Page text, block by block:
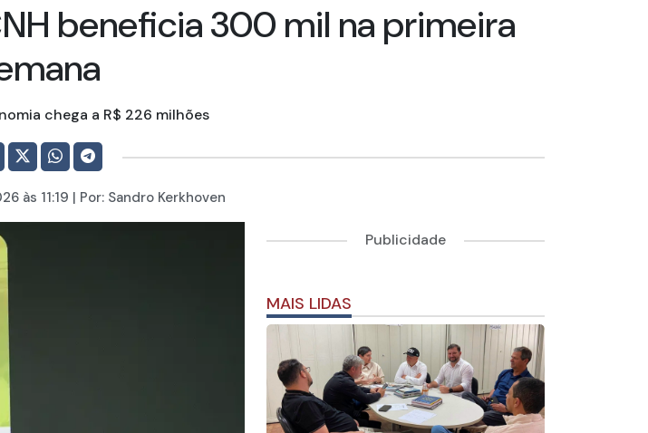
beneficia 300 mil na primeira
chega a R$ 226 milhões
às 11:19 | Por: Sandro Kerkhoven
Publicidade
MAIS LIDAS